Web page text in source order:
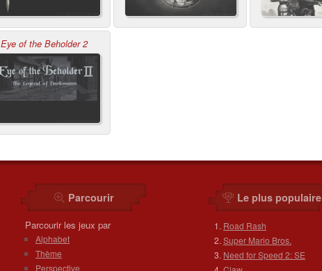
Eye of the Beholder 2
Parcourir
Parcourir les jeux par
Alphabet
Thème
Perspective
Le plus populaire
Road Rash
Super Mario Bros.
Need for Speed 2: SE